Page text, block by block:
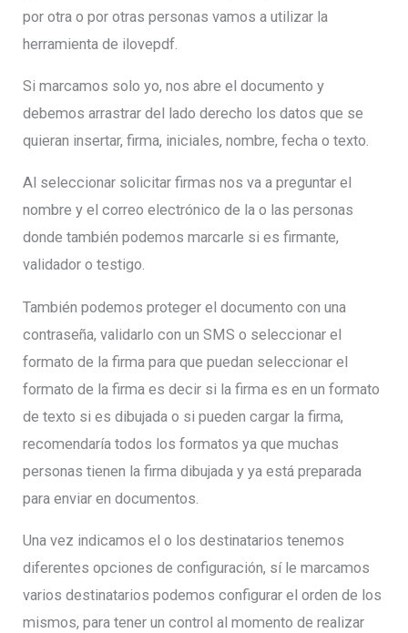
por otra o por otras personas vamos a utilizar la
herramienta de ilovepdf.
Si marcamos solo yo, nos abre el documento y
debemos arrastrar del lado derecho los datos que se
quieran insertar, firma, iniciales, nombre, fecha o texto.
Al seleccionar solicitar firmas nos va a preguntar el
nombre y el correo electrónico de la o las personas
donde también podemos marcarle si es firmante,
validador o testigo.
También podemos proteger el documento con una
contraseña, validarlo con un SMS o seleccionar el
formato de la firma para que puedan seleccionar el
formato de la firma es decir si la firma es en un formato
de texto si es dibujada o si pueden cargar la firma,
recomendaría todos los formatos ya que muchas
personas tienen la firma dibujada y ya está preparada
para enviar en documentos.
Una vez indicamos el o los destinatarios tenemos
diferentes opciones de configuración, sí le marcamos
varios destinatarios podemos configurar el orden de los
mismos, para tener un control al momento de realizar